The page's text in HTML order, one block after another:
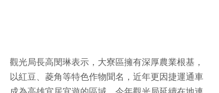
觀光局長高閔琳表示，大寮區擁有深厚農業根基，
以紅豆、菱角等特色作物聞名，近年更因捷運通車